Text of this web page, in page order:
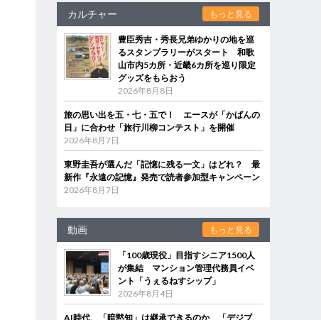
カルチャー もっと見る
豊臣秀吉・秀長兄弟ゆかりの地を巡
るスタンプラリーがスタート 和歌
山市内5カ所・近畿6カ所を巡り限定
グッズをもらおう
2026年8月8日
旅の思い出を五・七・五で！ エースが「かばんの
日」に合わせ「旅行川柳コンテスト」を開催
2026年8月7日
東野圭吾が選んだ「記憶に残る一文」はどれ？ 最
新作『永遠の記憶』発売で読者参加型キャンペーン
2026年8月7日
動画 もっと見る
「100歳現役」目指すシニア1500人
が集結 マンション管理代務員イベ
ント「うぇるねすシップ」
2026年8月4日
AI時代、「暗黙知」は継承できるのか 「デジブ